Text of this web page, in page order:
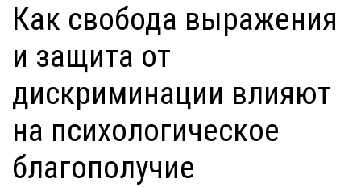
Как свобода выражения
и защита от
дискриминации влияют
на психологическое
благополучие